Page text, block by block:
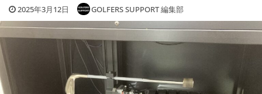
2025年3月12日 GOLFERS SUPPORT 編集部